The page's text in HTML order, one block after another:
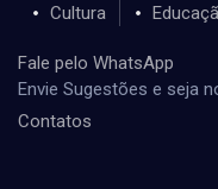
Cultura
Fale pelo WhatsApp
Envie Sugestões e seja
Contatos